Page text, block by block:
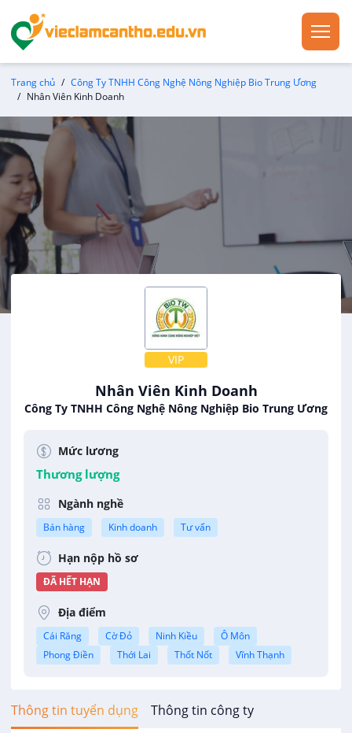
Trang chủ
Công Ty TNHH Công Nghệ Nông Nghiệp Bio Trung Ương
Nhân Viên Kinh Doanh
VIP
Nhân Viên Kinh Doanh
Công Ty TNHH Công Nghệ Nông Nghiệp Bio Trung Ương
Mức lương
Thương lượng
Ngành nghề
Bán hàng Kinh doanh Tư vấn
Hạn nộp hồ sơ
ĐÃ HẾT HẠN
Địa điểm
Cái Răng Cờ Đỏ Ninh Kiều
Ô Môn
Phong Điền
Thới Lai Thốt Nốt Vĩnh Thạnh
Thông tin tuyển dụng Thông tin công ty